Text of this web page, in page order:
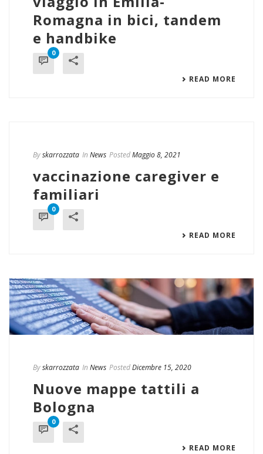
Romagna in bici, tandem
e handbike
0
READ MORE
Byskarrozzata In News PostedMaggio 8, 2021
vaccinazione caregiver e
familiari
0
READ MORE
Byskarrozzata In News PostedDicembre 15, 2020
Nuove mappe tattili a
Bologna
0
READ MORE